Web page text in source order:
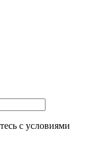
с условиями